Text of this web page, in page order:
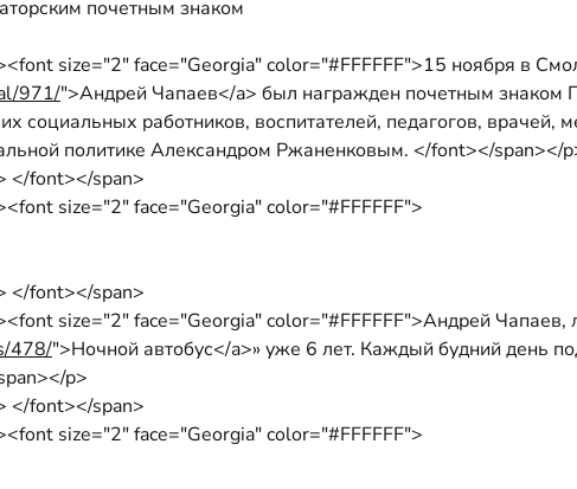
size="2" face="Georgia" color="#FFFFFF">15 ноября в
971/">Андрей Чапаев</a> был награжден почетным знаком
социальных работников, воспитателей, педагогов, врачей,
политике Александром Ржаненковым. </font></span></
</font></span>
size="2" face="Georgia" color="#FFFFFF">
</font></span>
size="2" face="Georgia" color="#FFFFFF">Андрей Чапаев,
478/">Ночной автобус</a>» уже 6 лет. Каждый будний день
p>
</font></span>
size="2" face="Georgia" color="#FFFFFF">